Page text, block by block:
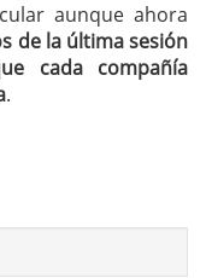
aunque ahora
de la última sesión
cada compañía
.